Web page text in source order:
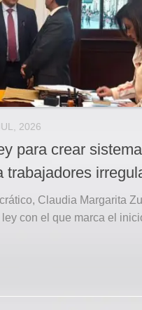
2026
para crear
trabajadores
Claudia Margarita
con el que marca el